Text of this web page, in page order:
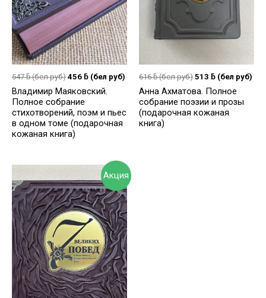
547ƃ(бел руб) 456 ƃ (бел руб)
Владимир Маяковский.
Полное собрание
стихотворений, поэм и пьес
в одном томе (подарочная
кожаная книга)
616ƃ(бел руб) 513 ƃ (бел руб)
Анна Ахматова. Полное
собрание поэзии и прозы
(подарочная кожаная
книга)
Акция